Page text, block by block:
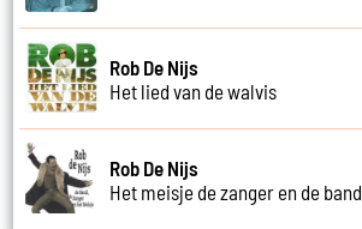
Rob De Nijs
Het lied van de walvis
Rob De Nijs
Het meisje de zanger en de band